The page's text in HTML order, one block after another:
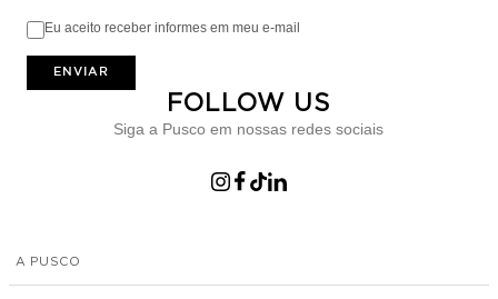
Eu aceito receber informes em meu e-mail
ENVIAR
FOLLOW US
Siga a Pusco em nossas redes sociais
A PUSCO